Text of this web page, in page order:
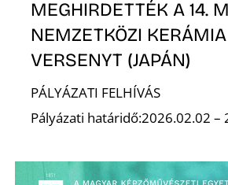
MEGHIRDETTÉK A 14.
NEMZETKÖZI KERÁMIA
VERSENYT (JAPÁN)
PÁLYÁZATI FELHÍVÁS
Pályázati határidő:2026.02.02 –